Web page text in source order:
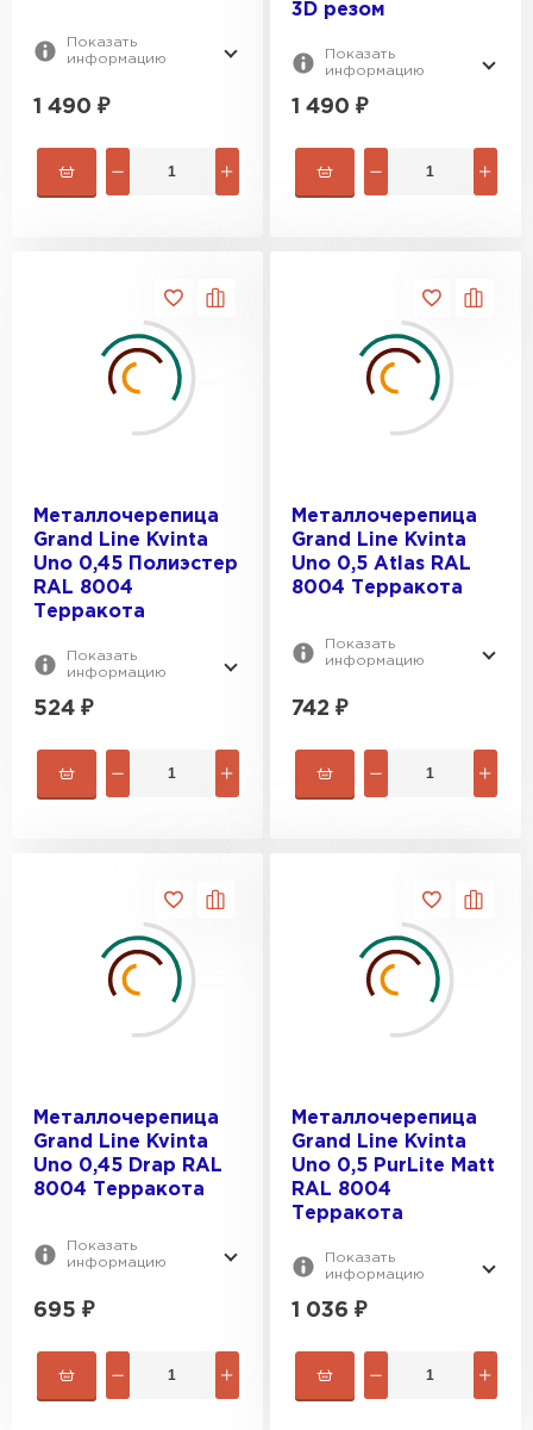
Показать
информацию
1 490 ₽
3D резом
Показать
информацию
1 490 ₽
Металлочерепица
Grand Line Kvinta
Uno 0,45 Полиэстер
RAL 8004
Терракота
Показать
информацию
524 ₽
Металлочерепица
Grand Line Kvinta
Uno 0,5 Atlas RAL
8004 Терракота
Показать
информацию
742 ₽
Металлочерепица
Grand Line Kvinta
Uno 0,45 Drap RAL
8004 Терракота
Показать
информацию
695 ₽
Металлочерепица
Grand Line Kvinta
Uno 0,5 PurLite Мatt
RAL 8004
Терракота
Показать
информацию
1 036 ₽